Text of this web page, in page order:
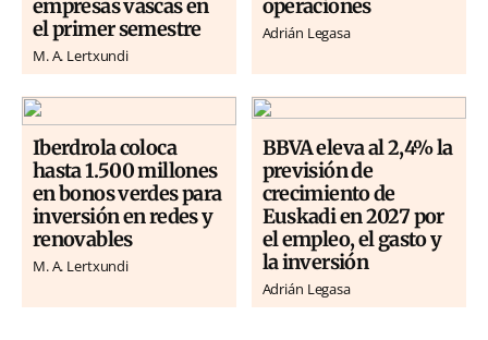
empresas vascas en
el primer semestre
M. A. Lertxundi
operaciones
Adrián Legasa
Iberdrola coloca
hasta 1.500 millones
en bonos verdes para
inversión en redes y
renovables
M. A. Lertxundi
BBVA eleva al 2,4% la
previsión de
crecimiento de
Euskadi en 2027 por
el empleo, el gasto y
la inversión
Adrián Legasa